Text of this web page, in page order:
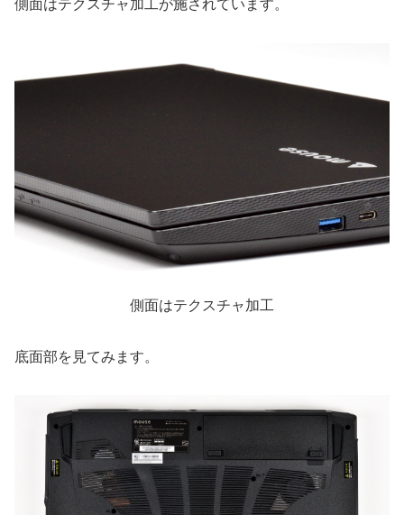
側面はテクスチャ加工が施されています。
側面はテクスチャ加工
底面部を見てみます。